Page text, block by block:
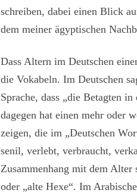
schreiben, dabei einen Blick
dem meiner ägyptischen
Dass Altern im Deutschen
die Vokabeln. Im Deutschen
Sprache, dass „die Betagten
dagegen hat einen mehr oder
zeigen, die im „Deutschen
senil, verlebt, verbraucht,
Zusammenhang mit dem Alter
oder „alte Hexe“. Im